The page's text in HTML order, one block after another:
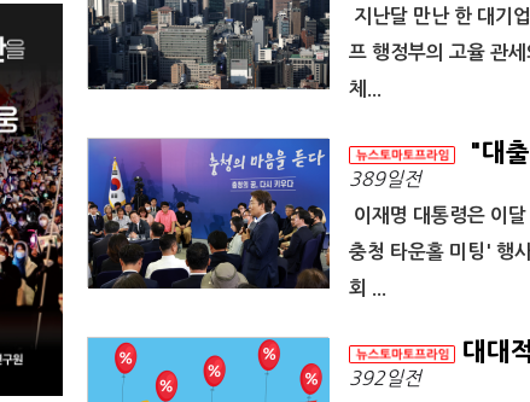
지난달 만난 한 대기
프 행정부의 고율 관
체...
"대출
389일전
이재명 대통령은 이
충청 타운홀 미팅' 행
회 ...
대대
392일전